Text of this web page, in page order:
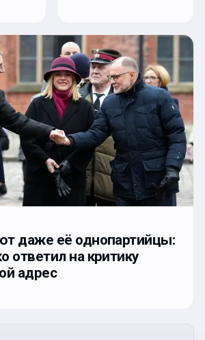
даже её однопартийцы:
ответил на критику
адрес